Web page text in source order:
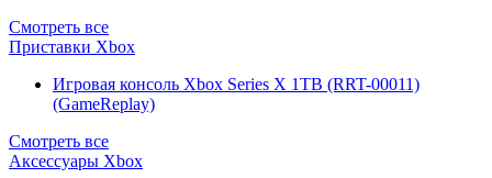
Смотреть все
Приставки Xbox
Игровая консоль Xbox Series X 1TB (RRT-00011)
(GameReplay)
Смотреть все
Аксессуары Xbox